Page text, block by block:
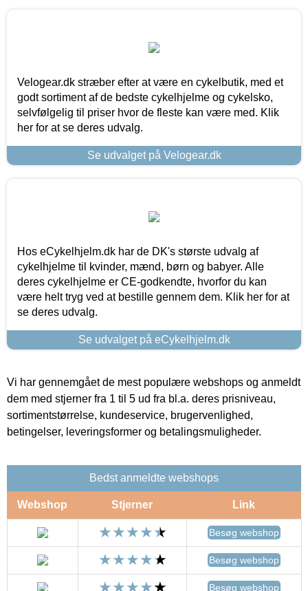
Velogear.dk stræber efter at være en cykelbutik, med et
godt sortiment af de bedste cykelhjelme og cykelsko,
selvfølgelig til priser hvor de fleste kan være med. Klik
her for at se deres udvalg.
Se udvalget på Velogear.dk
Hos eCykelhjelm.dk har de DK's største udvalg af
cykelhjelme til kvinder, mænd, børn og babyer. Alle
deres cykelhjelme er CE-godkendte, hvorfor du kan
være helt tryg ved at bestille gennem dem. Klik her for at
se deres udvalg.
Se udvalget på eCykelhjelm.dk
Vi har gennemgået de mest populære webshops og anmeldt
dem med stjerner fra 1 til 5 ud fra bl.a. deres prisniveau,
sortimentstørrelse, kundeservice, brugervenlighed,
betingelser, leveringsformer og betalingsmuligheder.
Bedst anmeldte webshops
Webshop Stjerner Link
Besøg webshop
Besøg webshop
Besøg webshop